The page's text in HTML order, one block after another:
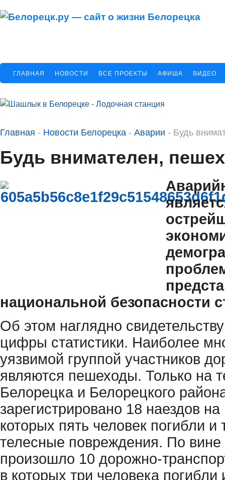
ГЛАВНАЯ НОВОСТИ ВСЕ ПРОЕКТЫ АФИША ВИДЕО
Главная - Новости Белорецка - Аварии - Будь
Будь внимателен,
национальной безопасности
Об этом наглядно
цифры статистики. Наиболее
уязвимой группой участников
являются пешеходы. Только на
Белорецка и Белорецкого
зарегистрировано 18 наездов
которых пять человек погибли и
телесные повреждения. По
произошло 10 дорожно-
в которых три человека